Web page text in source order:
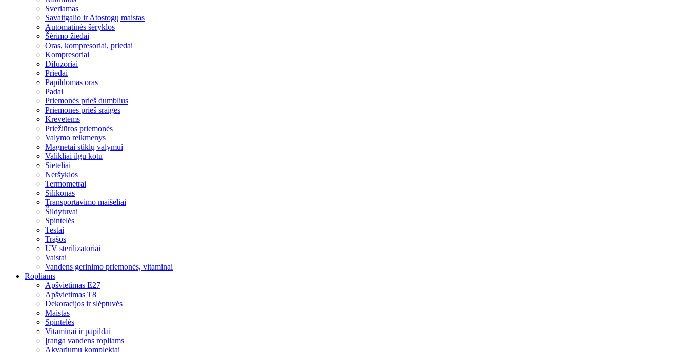
Sveriamas
Savaitgalio ir Atostogų maistas
Automatinės šėryklos
Šėrimo žiedai
Oras, kompresoriai, priedai
Kompresoriai
Difuzoriai
Priedai
Papildomas oras
Padai
Priemonės prieš dumblius
Priemonės prieš sraiges
Krevetėms
Priežiūros priemonės
Valymo reikmenys
Magnetai stiklų valymui
Valikliai ilgu kotu
Sieteliai
Neršyklos
Termometrai
Silikonas
Transportavimo maišeliai
Šildytuvai
Spintelės
Testai
Trąšos
UV sterilizatoriai
Vaistai
Vandens gerinimo priemonės, vitaminai
Ropliams
Apšvietimas E27
Apšvietimas T8
Dekoracijos ir slėptuvės
Maistas
Spintelės
Vitaminai ir papildai
Įranga vandens ropliams
Akvariumų komplektai